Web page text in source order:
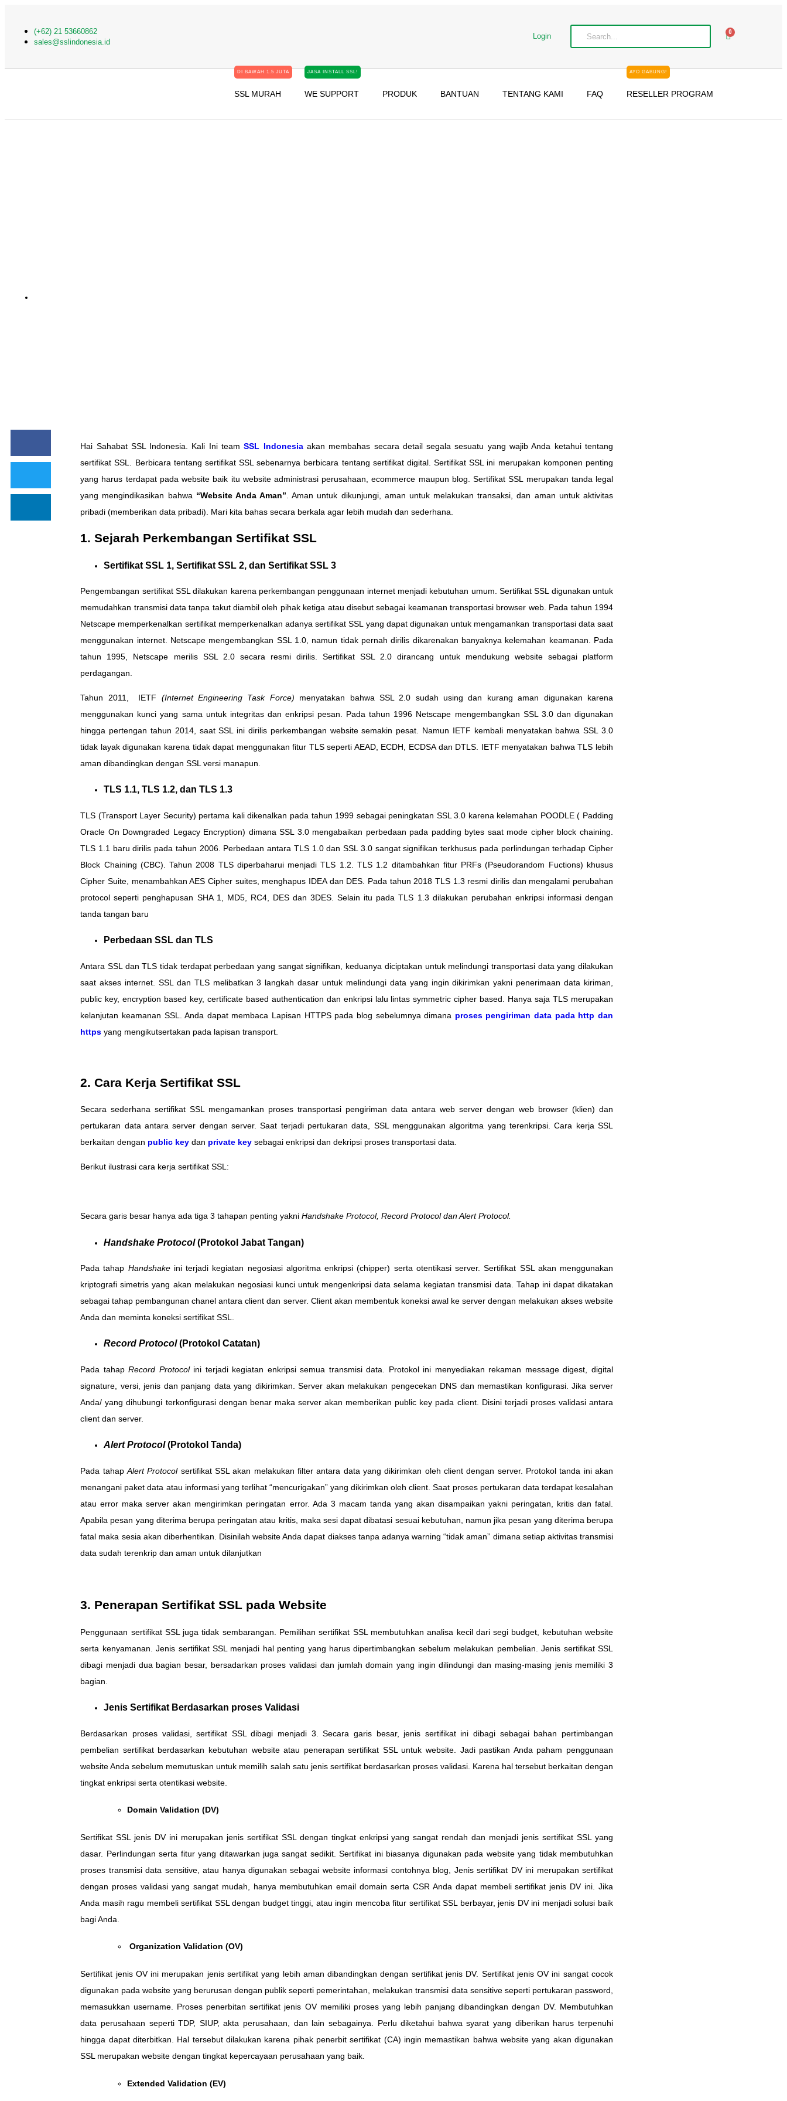
(+62) 21 53660862
sales@sslindonesia.id
Login 0
DI BAWAH 1.5 JUTA
SSL MURAH
JASA INSTALL SSL!
WE SUPPORT PRODUK BANTUAN TENTANG KAMI FAQ
AYO GABUNG!
RESELLER PROGRAM
Hai Sahabat SSL Indonesia. Kali Ini teamSSL Indonesiaakan membahas secara detail segala sesuatu yang wajib Anda ketahui tentang
sertifikat SSL. Berbicara tentang sertifikat SSL sebenarnya berbicara tentang sertifikat digital. Sertifikat SSL ini merupakan komponen penting
yang harus terdapat pada website baik itu website administrasi perusahaan, ecommerce maupun blog. Sertifikat SSL merupakan tanda legal
yang mengindikasikan bahwa “Website Anda Aman” . Aman untuk dikunjungi, aman untuk melakukan transaksi, dan aman untuk aktivitas
pribadi (memberikan data pribadi). Mari kita bahas secara berkala agar lebih mudah dan sederhana.
1. Sejarah Perkembangan Sertifikat SSL
Sertifikat SSL 1, Sertifikat SSL 2, dan Sertifikat SSL 3
Pengembangan sertifikat SSL dilakukan karena perkembangan penggunaan internet menjadi kebutuhan umum. Sertifikat SSL digunakan untuk
memudahkan transmisi data tanpa takut diambil oleh pihak ketiga atau disebut sebagai keamanan transportasi browser web. Pada tahun 1994
Netscape memperkenalkan sertifikat memperkenalkan adanya sertifikat SSL yang dapat digunakan untuk mengamankan transportasi data saat
menggunakan internet. Netscape mengembangkan SSL 1.0, namun tidak pernah dirilis dikarenakan banyaknya kelemahan keamanan. Pada
tahun 1995, Netscape merilis SSL 2.0 secara resmi dirilis. Sertifikat SSL 2.0 dirancang untuk mendukung website sebagai platform
perdagangan.
Tahun 2011, IETF (Internet Engineering Task Force) menyatakan bahwa SSL 2.0 sudah using dan kurang aman digunakan karena
menggunakan kunci yang sama untuk integritas dan enkripsi pesan. Pada tahun 1996 Netscape mengembangkan SSL 3.0 dan digunakan
hingga pertengan tahun 2014, saat SSL ini dirilis perkembangan website semakin pesat. Namun IETF kembali menyatakan bahwa SSL 3.0
tidak layak digunakan karena tidak dapat menggunakan fitur TLS seperti AEAD, ECDH, ECDSA dan DTLS. IETF menyatakan bahwa TLS lebih
aman dibandingkan dengan SSL versi manapun.
TLS 1.1, TLS 1.2, dan TLS 1.3
TLS (Transport Layer Security) pertama kali dikenalkan pada tahun 1999 sebagai peningkatan SSL 3.0 karena kelemahan POODLE ( Padding
Oracle On Downgraded Legacy Encryption) dimana SSL 3.0 mengabaikan perbedaan pada padding bytes saat mode cipher block chaining.
TLS 1.1 baru dirilis pada tahun 2006. Perbedaan antara TLS 1.0 dan SSL 3.0 sangat signifikan terkhusus pada perlindungan terhadap Cipher
Block Chaining (CBC). Tahun 2008 TLS diperbaharui menjadi TLS 1.2. TLS 1.2 ditambahkan fitur PRFs (Pseudorandom Fuctions) khusus
Cipher Suite, menambahkan AES Cipher suites, menghapus IDEA dan DES. Pada tahun 2018 TLS 1.3 resmi dirilis dan mengalami perubahan
protocol seperti penghapusan SHA 1, MD5, RC4, DES dan 3DES. Selain itu pada TLS 1.3 dilakukan perubahan enkripsi informasi dengan
tanda tangan baru
Perbedaan SSL dan TLS
Antara SSL dan TLS tidak terdapat perbedaan yang sangat signifikan, keduanya diciptakan untuk melindungi transportasi data yang dilakukan
saat akses internet. SSL dan TLS melibatkan 3 langkah dasar untuk melindungi data yang ingin dikirimkan yakni penerimaan data kiriman,
public key, encryption based key, certificate based authentication dan enkripsi lalu lintas symmetric cipher based. Hanya saja TLS merupakan
kelanjutan keamanan SSL. Anda dapat membaca Lapisan HTTPS pada blog sebelumnya dimana proses pengiriman data pada http dan
https yang mengikutsertakan pada lapisan transport.
2. Cara Kerja Sertifikat SSL
Secara sederhana sertifikat SSL mengamankan proses transportasi pengiriman data antara web server dengan web browser (klien) dan
pertukaran data antara server dengan server. Saat terjadi pertukaran data, SSL menggunakan algoritma yang terenkripsi. Cara kerja SSL
berkaitan dengan public key dan private key sebagai enkripsi dan dekripsi proses transportasi data.
Berikut ilustrasi cara kerja sertifikat SSL:
Secara garis besar hanya ada tiga 3 tahapan penting yakniHandshake Protocol, Record Protocol dan Alert Protocol.
Handshake Protocol(Protokol Jabat Tangan)
Pada tahap Handshakeini terjadi kegiatan negosiasi algoritma enkripsi (chipper) serta otentikasi server. Sertifikat SSL akan menggunakan
kriptografi simetris yang akan melakukan negosiasi kunci untuk mengenkripsi data selama kegiatan transmisi data. Tahap ini dapat dikatakan
sebagai tahap pembangunan chanel antara client dan server. Client akan membentuk koneksi awal ke server dengan melakukan akses website
Anda dan meminta koneksi sertifikat SSL.
Record Protocol(Protokol Catatan)
Pada tahapRecord Protocolini terjadi kegiatan enkripsi semua transmisi data. Protokol ini menyediakan rekaman message digest, digital
signature, versi, jenis dan panjang data yang dikirimkan. Server akan melakukan pengecekan DNS dan memastikan konfigurasi. Jika server
Anda/ yang dihubungi terkonfigurasi dengan benar maka server akan memberikan public key pada client. Disini terjadi proses validasi antara
client dan server.
Alert Protocol(Protokol Tanda)
Pada tahap Alert Protocolsertifikat SSL akan melakukan filter antara data yang dikirimkan oleh client dengan server. Protokol tanda ini akan
menangani paket data atau informasi yang terlihat “mencurigakan” yang dikirimkan oleh client. Saat proses pertukaran data terdapat kesalahan
atau error maka server akan mengirimkan peringatan error. Ada 3 macam tanda yang akan disampaikan yakni peringatan, kritis dan fatal.
Apabila pesan yang diterima berupa peringatan atau kritis, maka sesi dapat dibatasi sesuai kebutuhan, namun jika pesan yang diterima berupa
fatal maka sesia akan diberhentikan. Disinilah website Anda dapat diakses tanpa adanya warning “tidak aman” dimana setiap aktivitas transmisi
data sudah terenkrip dan aman untuk dilanjutkan
3. Penerapan Sertifikat SSL pada Website
Penggunaan sertifikat SSL juga tidak sembarangan. Pemilihan sertifikat SSL membutuhkan analisa kecil dari segi budget, kebutuhan website
serta kenyamanan. Jenis sertifikat SSL menjadi hal penting yang harus dipertimbangkan sebelum melakukan pembelian. Jenis sertifikat SSL
dibagi menjadi dua bagian besar, bersadarkan proses validasi dan jumlah domain yang ingin dilindungi dan masing-masing jenis memiliki 3
bagian.
Jenis Sertifikat Berdasarkan proses Validasi
Berdasarkan proses validasi, sertifikat SSL dibagi menjadi 3. Secara garis besar, jenis sertifikat ini dibagi sebagai bahan pertimbangan
pembelian sertifikat berdasarkan kebutuhan website atau penerapan sertifikat SSL untuk website. Jadi pastikan Anda paham penggunaan
website Anda sebelum memutuskan untuk memilih salah satu jenis sertifikat berdasarkan proses validasi. Karena hal tersebut berkaitan dengan
tingkat enkripsi serta otentikasi website.
Domain Validation (DV)
Sertifikat SSL jenis DV ini merupakan jenis sertifikat SSL dengan tingkat enkripsi yang sangat rendah dan menjadi jenis sertifikat SSL yang
dasar. Perlindungan serta fitur yang ditawarkan juga sangat sedikit. Sertifikat ini biasanya digunakan pada website yang tidak membutuhkan
proses transmisi data sensitive, atau hanya digunakan sebagai website informasi contohnya blog, Jenis sertifikat DV ini merupakan sertifikat
dengan proses validasi yang sangat mudah, hanya membutuhkan email domain serta CSR Anda dapat membeli sertifikat jenis DV ini. Jika
Anda masih ragu membeli sertifikat SSL dengan budget tinggi, atau ingin mencoba fitur sertifikat SSL berbayar, jenis DV ini menjadi solusi baik
bagi Anda.
Organization Validation (OV)
Sertifikat jenis OV ini merupakan jenis sertifikat yang lebih aman dibandingkan dengan sertifikat jenis DV. Sertifikat jenis OV ini sangat cocok
digunakan pada website yang berurusan dengan publik seperti pemerintahan, melakukan transmisi data sensitive seperti pertukaran password,
memasukkan username. Proses penerbitan sertifikat jenis OV memiliki proses yang lebih panjang dibandingkan dengan DV. Membutuhkan
data perusahaan seperti TDP, SIUP, akta perusahaan, dan lain sebagainya. Perlu diketahui bahwa syarat yang diberikan harus terpenuhi
hingga dapat diterbitkan. Hal tersebut dilakukan karena pihak penerbit sertifikat (CA) ingin memastikan bahwa website yang akan digunakan
SSL merupakan website dengan tingkat kepercayaan perusahaan yang baik.
Extended Validation (EV)